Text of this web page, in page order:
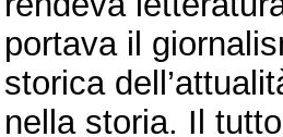
portava il
storica
nella storia. Il